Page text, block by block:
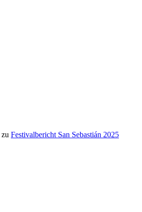
zu Festivalbericht San Sebastián 2025